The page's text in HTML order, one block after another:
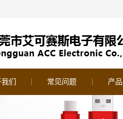
们 常见问题 产